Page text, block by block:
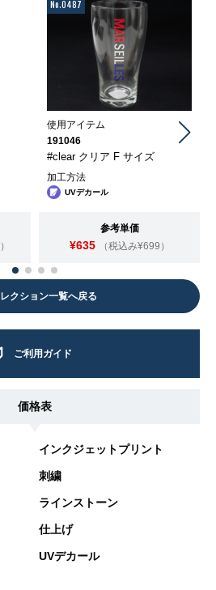
ご利用ガイド
価格表
インクジェットプリント
刺繍
ラインストーン
仕上げ
UVデカール
No.0487
使用アイテム
191046
#clear クリア F サイズ
加工方法
UVデカール
参考単価
¥635 （税込み¥699）
クション一覧へ戻る